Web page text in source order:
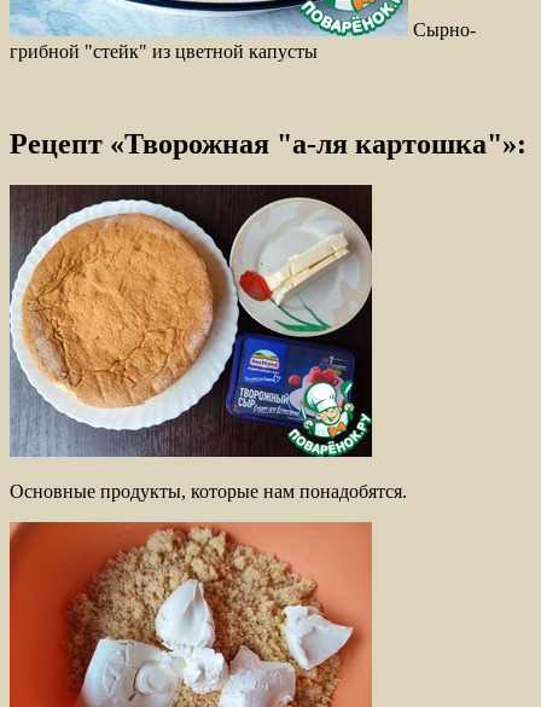
Сырно-
грибной "стейк" из цветной капусты
Рецепт «Творожная "а-ля картошка"»:
Основные продукты, которые нам понадобятся.